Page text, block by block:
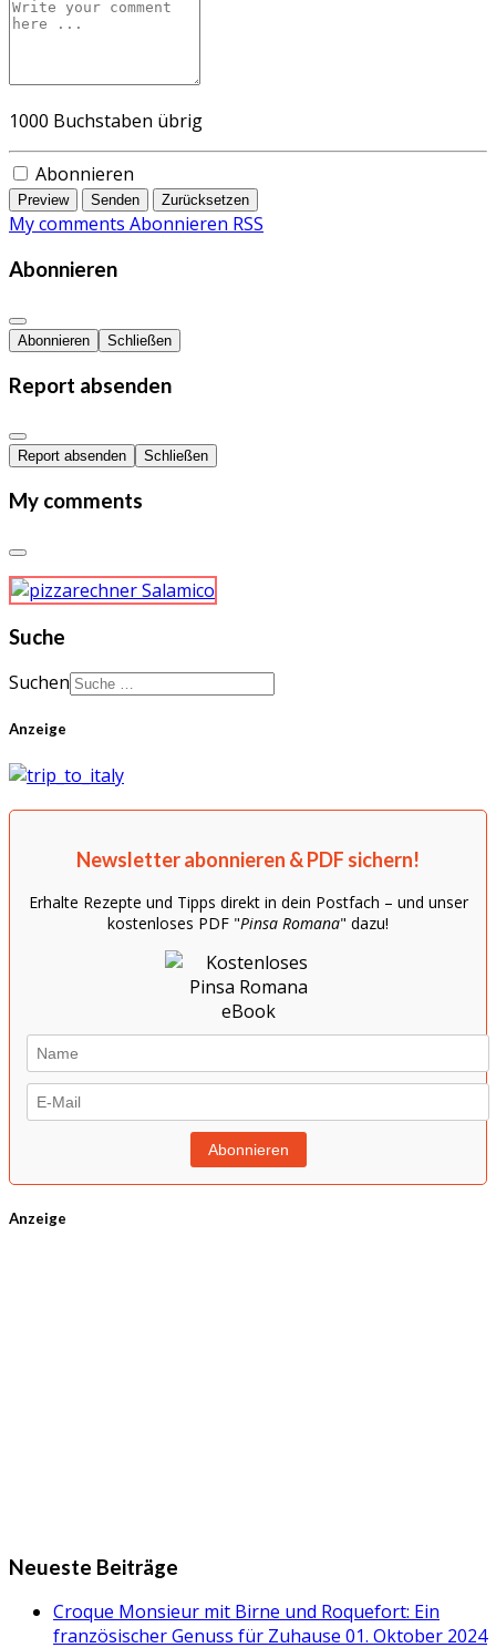
1000 Buchstaben übrig
Abonnieren
Preview Senden Zurücksetzen
My comments Abonnieren RSS
Abonnieren
Abonnieren Schließen
Report absenden
Report absenden Schließen
My comments
Suche
Suchen
Anzeige
Newsletter abonnieren & PDF sichern!
Erhalte Rezepte und Tipps direkt in dein Postfach – und unser
kostenloses PDF "Pinsa Romana" dazu!
Anzeige
Neueste Beiträge
Croque Monsieur mit Birne und Roquefort: Ein
französischer Genuss für Zuhause 01. Oktober 2024